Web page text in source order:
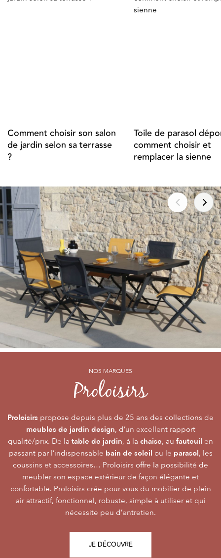
Comment choisir son salon
de jardin selon sa terrasse
?
Toile de parasol
comment choisir et
remplacer la sienne
NOS MARQUES
Proloisirs
Proloisirs propose depuis plus de 25 ans des collections de
meubles de jardin design, d’un excellent rapport
qualité/prix. De la table de jardin, à la chaise, au fauteuil en
passant par l’indispensable bain de soleil ou le parasol, les
coussins et accessoires… Proloisirs offre la possibilité de
meubler son espace extérieur de façon élégante et
confortable. Proloisirs crée pour vous du mobilier de plein
air attractif, fonctionnel, robuste, simple à utiliser et qui
nécessite peu d’entretien.
JE DÉCOUVRE
NOS MARQUES
Océoby PROLOISIRS
Océocrée dumobilier Premium, pour vivre l’extérieur avec
raffinement et participer de façon inoubliable aux grandes
émotions de la vie. Le mobilier Océo, de par la qualité de
ses différents matériaux et de sa fabrication, se joue des
frontières d’usage. Voir sonextérieurcomme une pièce à
part entière nécessite du style et le soin des détails.
L’illustration Océo passe par la qualité desplateaux
Trespa® qui équipent en exclusivité de nombreusestables
de jardinpour un plaisir d’usage durable.
JE DÉCOUVRE
NOS MARQUES
Alizéby PROLOISIRS
Alizéest LA marque du mobilier de jardin contemporain
dont la conception et l’accessibilité du prixfont qu’elle
s’adresse au plus grand nombre.
Le mobilier d’extérieur Alizé apporte un souffle bien
agréable empreint de style, fonctionnalité, facilité
d’utilisation, prix, pour des instantsRepas, Salon,Détente
Alizé est créée pour bien vivre dehors, dans la joie, la
modernité, la simplicité, le plaisir d’être ensemble !
JE DÉCOUVRE